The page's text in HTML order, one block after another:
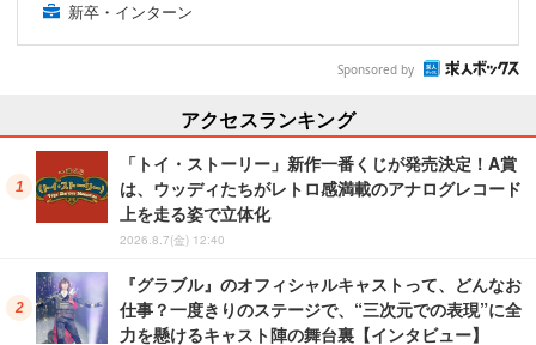
新卒・インターン
Sponsored by
アクセスランキング
「トイ・ストーリー」新作一番くじが発売決定！A賞
は、ウッディたちがレトロ感満載のアナログレコード
上を走る姿で立体化
2026.8.7(金) 12:40
『グラブル』のオフィシャルキャストって、どんなお
仕事？一度きりのステージで、“三次元での表現”に全
力を懸けるキャスト陣の舞台裏【インタビュー】